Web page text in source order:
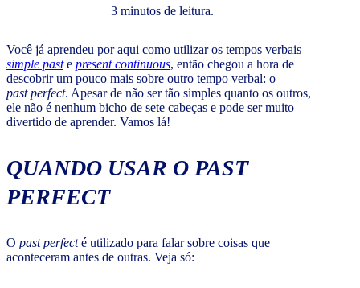
3 minutos de leitura.
Você já aprendeu por aqui como utilizar os tempos verbais
simple past e present continuous, então chegou a hora de
descobrir um pouco mais sobre outro tempo verbal: o
pastperfect. Apesar de não ser tão simples quanto os outros,
ele não é nenhum bicho de sete cabeças e pode ser muito
divertido de aprender. Vamos lá!
QUANDO USAR O PAST
PERFECT
O pastperfecté utilizado para falar sobre coisas que
aconteceram antes de outras. Veja só: